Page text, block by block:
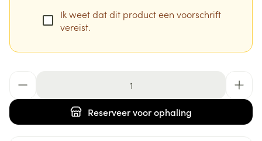
Ik weet dat dit product een voorschrift
vereist.
Reserveervoor ophaling